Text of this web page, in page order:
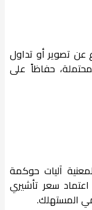
عن تصوير أو تداول
حفاظاً على
آليات حوكمة
سعر تأشيري
المستهلك.